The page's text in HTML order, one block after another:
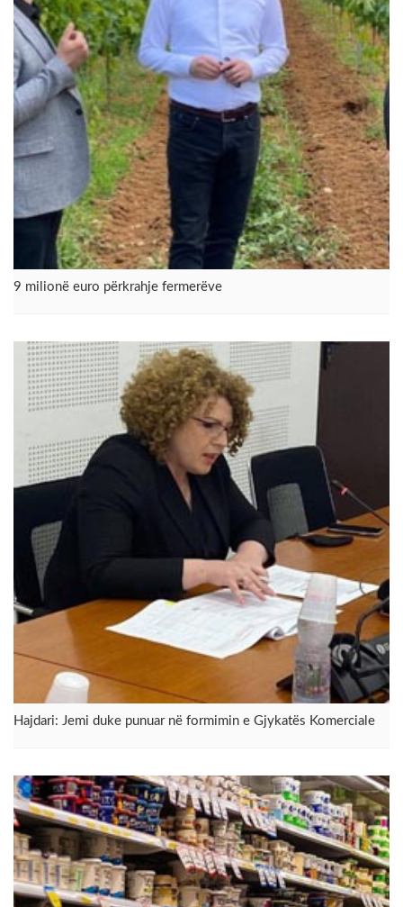
9 milionë euro përkrahje fermerëve
Hajdari: Jemi duke punuar në formimin e Gjykatës Komerciale